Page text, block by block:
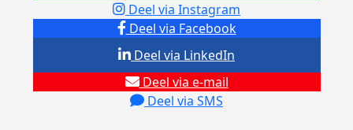
Deel via Facebook
Deel via Instagram
Deel via e-mail
Deel via SMS
Deel via LinkedIn